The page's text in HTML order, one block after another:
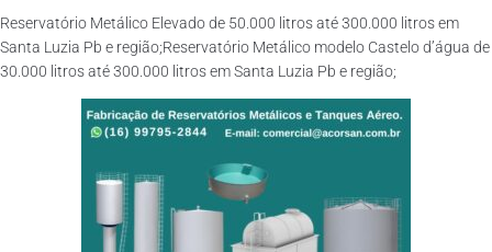
Reservatório Metálico Elevado de 50.000 litros até 300.000 litros em
Santa Luzia Pb e região;Reservatório Metálico modelo Castelo d’água de
30.000 litros até 300.000 litros em Santa Luzia Pb e região;